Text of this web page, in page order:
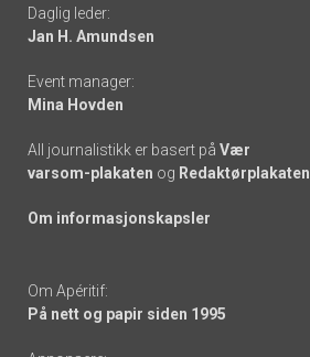
links
Daglig leder:
Jan H. Amundsen
Event manager:
Mina Hovden
All journalistikk er basert på Vær
varsom-plakaten og Redaktørplakaten
Om informasjonskapsler
Om Apéritif:
På nett og papir siden 1995